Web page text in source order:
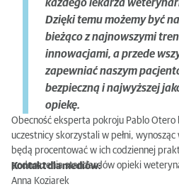
każdego lekarza
Dzięki temu możemy być na
bieżąco z najnowszymi
innowacjami, a przede
zapewniać naszym
bezpieczną i najwyższej
opiekę.
Obecność eksperta pokroju Pablo Otero
uczestnicy skorzystali w pełni,
będą procentować w ich codziennej
podnoszenia standardów opieki
Kontakt dla mediów:
Anna Koziarek